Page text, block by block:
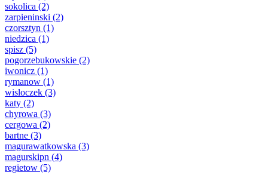
sokolica (2)
zarpieninski (2)
czorsztyn (1)
niedzica (1)
spisz (5)
pogorzebukowskie (2)
iwonicz (1)
rymanow (1)
wisloczek (3)
katy (2)
chyrowa (3)
cergowa (2)
bartne (3)
magurawatkowska (3)
magurskipn (4)
regietow (5)